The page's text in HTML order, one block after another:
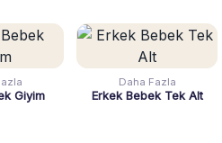
Giyim
Daha Fazla
Erkek Bebek Tek Alt